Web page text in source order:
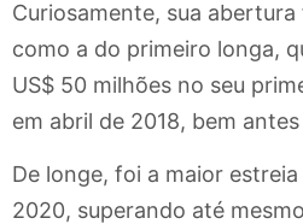
Curiosamente, sua
como a do primeiro longa,
US$ 50 milhões no seu
em abril de 2018, bem
De longe, foi a maior
2020, superando até